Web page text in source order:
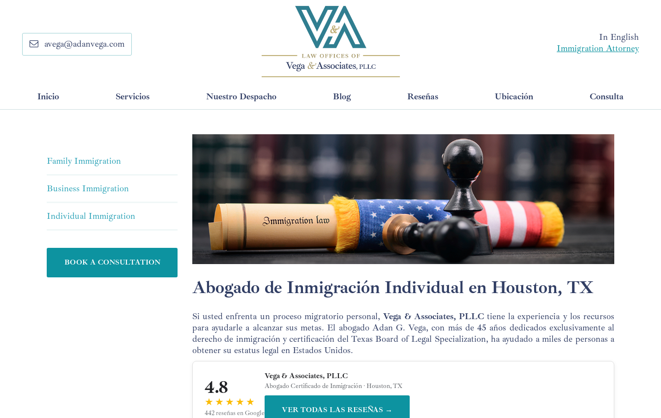
avega@adanvega.com
In English
Immigration Attorney
Inicio Servicios Nuestro Despacho Blog Reseñas Ubicación Consulta
Family Immigration
Business Immigration
Individual Immigration
BOOK A CONSULTATION
Abogado de Inmigración Individual en Houston, TX
Si usted enfrenta un proceso migratorio personal,Vega & Associates, PLLCtiene la experiencia y los recursos
para ayudarle a alcanzar sus metas. El abogado Adan G. Vega, con más de 45 años dedicados exclusivamente al
derecho de inmigración y certificación del Texas Board of Legal Specialization, ha ayudado a miles de personas a
obtener su estatus legal en Estados Unidos.
4.8
★★★★★
442 reseñas en Google
Vega & Associates, PLLC
Abogado Certificado de Inmigración · Houston, TX
VER TODAS LAS RESEÑAS →